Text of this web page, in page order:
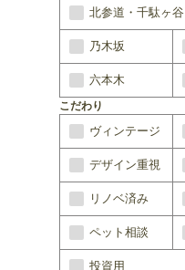
北参道・千駄ヶ谷
乃木坂
六本木
こだわり
ヴィンテージ
デザイン重視
リノベ済み
ペット相談
投資用